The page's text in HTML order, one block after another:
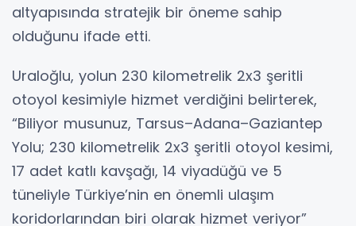
altyapısında stratejik bir öneme sahip
olduğunu ifade etti.
Uraloğlu, yolun 230 kilometrelik 2x3 şeritli
otoyol kesimiyle hizmet verdiğini belirterek,
“Biliyor musunuz, Tarsus–Adana–Gaziantep
Yolu; 230 kilometrelik 2x3 şeritli otoyol kesimi,
17 adet katlı kavşağı, 14 viyadüğü ve 5
tüneliyle Türkiye’nin en önemli ulaşım
koridorlarından biri olarak hizmet veriyor”